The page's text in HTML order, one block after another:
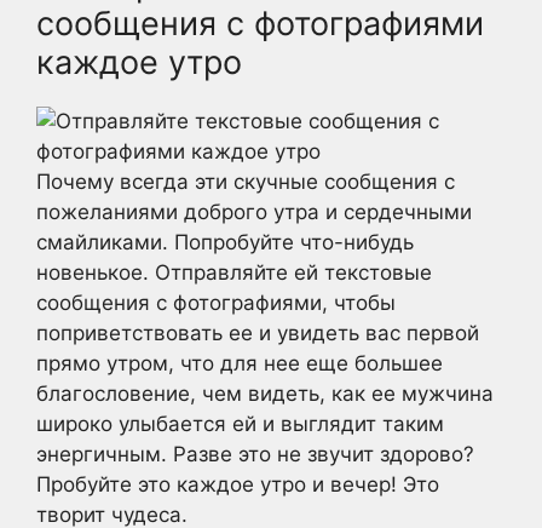
сообщения с фотографиями
каждое утро
Почему всегда эти скучные сообщения с
пожеланиями доброго утра и сердечными
смайликами. Попробуйте что-нибудь
новенькое. Отправляйте ей текстовые
сообщения с фотографиями, чтобы
поприветствовать ее и увидеть вас первой
прямо утром, что для нее еще большее
благословение, чем видеть, как ее мужчина
широко улыбается ей и выглядит таким
энергичным. Разве это не звучит здорово?
Пробуйте это каждое утро и вечер! Это
творит чудеса.